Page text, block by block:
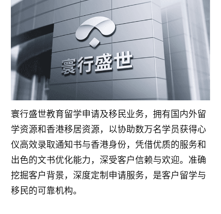
寰行盛世教育留学申请及移民业务，拥有国内外留
学资源和香港移居资源，以协助数万名学员获得心
仪高效录取通知书与香港身份，凭借优质的服务和
出色的文书优化能力，深受客户信赖与欢迎。准确
挖掘客户背景，深度定制申请服务，是客户留学与
移民的可靠机构。